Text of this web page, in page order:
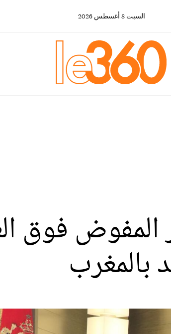
السبت 8 أغسطس 2026
فوق
بالمغرب